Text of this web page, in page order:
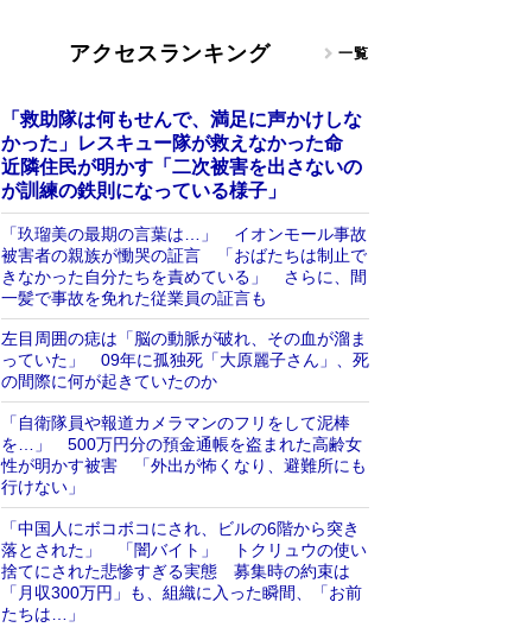
アクセスランキング 一覧
「救助隊は何もせんで、満足に声かけしな
かった」レスキュー隊が救えなかった命
近隣住民が明かす「二次被害を出さないの
が訓練の鉄則になっている様子」
「玖瑠美の最期の言葉は…」 イオンモール事故
被害者の親族が慟哭の証言 「おばたちは制止で
きなかった自分たちを責めている」 さらに、間
一髪で事故を免れた従業員の証言も
左目周囲の痣は「脳の動脈が破れ、その血が溜ま
っていた」 09年に孤独死「大原麗子さん」、死
の間際に何が起きていたのか
「自衛隊員や報道カメラマンのフリをして泥棒
を…」 500万円分の預金通帳を盗まれた高齢女
性が明かす被害 「外出が怖くなり、避難所にも
行けない」
「中国人にボコボコにされ、ビルの6階から突き
落とされた」 「闇バイト」 トクリュウの使い
捨てにされた悲惨すぎる実態 募集時の約束は
「月収300万円」も、組織に入った瞬間、「お前
たちは…」